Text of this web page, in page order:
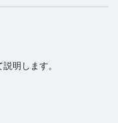
明します。